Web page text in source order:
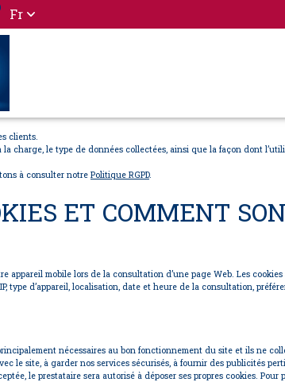
Fr
clients.
charge, le type de données collectées, ainsi que la façon dont
à consulter notre Politique RGPD.
ET COMMENT
mobile lors de la consultation d’une page Web. Les
type d’appareil, localisation, date et heure de la consultation,
nécessaires au bon fonctionnement du site et ils ne
site, à garder nos services sécurisés, à fournir des publicités
le prestataire sera autorisé à déposer ses propres cookies.